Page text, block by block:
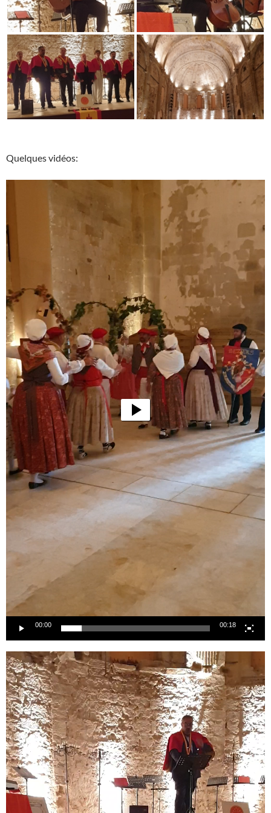
Quelques vidéos:
00:00 00:18
Lecteur
vidéo